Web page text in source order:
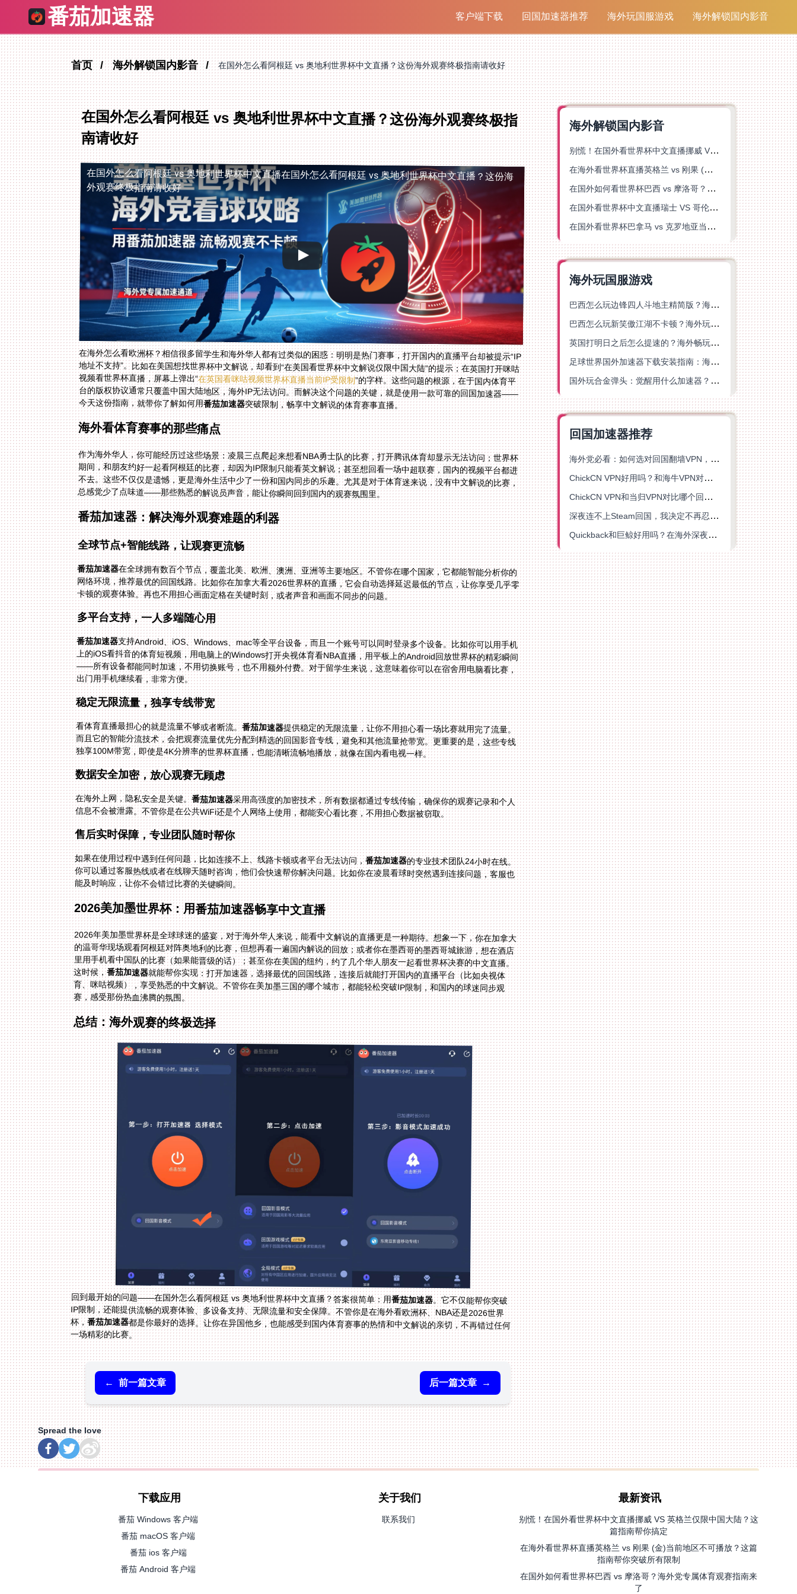
番茄加速器 客户端下载 回国加速器推荐 海外玩国服游戏 海外解锁国内影音
首页 海外解锁国内影音 在国外怎么看阿根廷 vs 奥地利世界杯中文直播？这份海外观赛终极指南请收好
在国外怎么看阿根廷 vs 奥地利世界杯中文直播？这份海外观赛终极指
南请收好
在国外怎么看阿根廷 vs 奥地利世界杯中文直播在国外怎么看阿根廷 vs 奥地利世界杯中文直播？这份海
外观赛终极指南请收好
在海外怎么看欧洲杯？相信很多留学生和海外华人都有过类似的困惑：明明是热门赛事，打开国内的直播平台却被提示“IP
地址不支持”。比如在美国想找世界杯中文解说，却看到“在美国看世界杯中文解说仅限中国大陆”的提示；在英国打开咪咕
视频看世界杯直播，屏幕上弹出“在英国看咪咕视频世界杯直播当前IP受限制”的字样。这些问题的根源，在于国内体育平
台的版权协议通常只覆盖中国大陆地区，海外IP无法访问。而解决这个问题的关键，就是使用一款可靠的回国加速器——
今天这份指南，就带你了解如何用番茄加速器突破限制，畅享中文解说的体育赛事直播。
海外看体育赛事的那些痛点
作为海外华人，你可能经历过这些场景：凌晨三点爬起来想看NBA勇士队的比赛，打开腾讯体育却显示无法访问；世界杯
期间，和朋友约好一起看阿根廷的比赛，却因为IP限制只能看英文解说；甚至想回看一场中超联赛，国内的视频平台都进
不去。这些不仅仅是遗憾，更是海外生活中少了一份和国内同步的乐趣。尤其是对于体育迷来说，没有中文解说的比赛，
总感觉少了点味道——那些熟悉的解说员声音，能让你瞬间回到国内的观赛氛围里。
番茄加速器：解决海外观赛难题的利器
全球节点+智能线路，让观赛更流畅
番茄加速器在全球拥有数百个节点，覆盖北美、欧洲、澳洲、亚洲等主要地区。不管你在哪个国家，它都能智能分析你的
网络环境，推荐最优的回国线路。比如你在加拿大看2026世界杯的直播，它会自动选择延迟最低的节点，让你享受几乎零
卡顿的观赛体验。再也不用担心画面定格在关键时刻，或者声音和画面不同步的问题。
多平台支持，一人多端随心用
番茄加速器支持Android、iOS、Windows、mac等全平台设备，而且一个账号可以同时登录多个设备。比如你可以用手机
上的iOS看抖音的体育短视频，用电脑上的Windows打开央视体育看NBA直播，用平板上的Android回放世界杯的精彩瞬间
——所有设备都能同时加速，不用切换账号，也不用额外付费。对于留学生来说，这意味着你可以在宿舍用电脑看比赛，
出门用手机继续看，非常方便。
稳定无限流量，独享专线带宽
看体育直播最担心的就是流量不够或者断流。番茄加速器提供稳定的无限流量，让你不用担心看一场比赛就用完了流量。
而且它的智能分流技术，会把观赛流量优先分配到精选的回国影音专线，避免和其他流量抢带宽。更重要的是，这些专线
独享100M带宽，即使是4K分辨率的世界杯直播，也能清晰流畅地播放，就像在国内看电视一样。
数据安全加密，放心观赛无顾虑
在海外上网，隐私安全是关键。番茄加速器采用高强度的加密技术，所有数据都通过专线传输，确保你的观赛记录和个人
信息不会被泄露。不管你是在公共WiFi还是个人网络上使用，都能安心看比赛，不用担心数据被窃取。
售后实时保障，专业团队随时帮你
如果在使用过程中遇到任何问题，比如连接不上、线路卡顿或者平台无法访问，番茄加速器的专业技术团队24小时在线。
你可以通过客服热线或者在线聊天随时咨询，他们会快速帮你解决问题。比如你在凌晨看球时突然遇到连接问题，客服也
能及时响应，让你不会错过比赛的关键瞬间。
2026美加墨世界杯：用番茄加速器畅享中文直播
2026年美加墨世界杯是全球球迷的盛宴，对于海外华人来说，能看中文解说的直播更是一种期待。想象一下，你在加拿大
的温哥华现场观看阿根廷对阵奥地利的比赛，但想再看一遍国内解说的回放；或者你在墨西哥的墨西哥城旅游，想在酒店
里用手机看中国队的比赛（如果能晋级的话）；甚至你在美国的纽约，约了几个华人朋友一起看世界杯决赛的中文直播。
这时候，番茄加速器就能帮你实现：打开加速器，选择最优的回国线路，连接后就能打开国内的直播平台（比如央视体
育、咪咕视频），享受熟悉的中文解说。不管你在美加墨三国的哪个城市，都能轻松突破IP限制，和国内的球迷同步观
赛，感受那份热血沸腾的氛围。
总结：海外观赛的终极选择
回到最开始的问题——在国外怎么看阿根廷 vs 奥地利世界杯中文直播？答案很简单：用番茄加速器。它不仅能帮你突破
IP限制，还能提供流畅的观赛体验、多设备支持、无限流量和安全保障。不管你是在海外看欧洲杯、NBA还是2026世界
杯，番茄加速器都是你最好的选择。让你在异国他乡，也能感受到国内体育赛事的热情和中文解说的亲切，不再错过任何
一场精彩的比赛。
← 前一篇文章 后一篇文章 →
海外解锁国内影音
别慌！在国外看世界杯中文直播挪威 VS 英格兰仅限中国大陆？这篇指南帮你搞定
在海外看世界杯直播英格兰 vs 刚果 (金)当前地区不可播放？这篇指南帮你突破所有限制
在国外如何看世界杯巴西 vs 摩洛哥？海外党专属体育观赛指南来了
在国外看世界杯中文直播瑞士 VS 哥伦比亚当前地区不可播放？这篇指南帮你搞定
在国外看世界杯巴拿马 vs 克罗地亚当前地区不可播放？这篇指南帮你轻松解决海外体育直播难题
海外玩国服游戏
巴西怎么玩边锋四人斗地主精简版？海外游戏党的加速器终极选择
巴西怎么玩新笑傲江湖不卡顿？海外玩家国服游戏加速终极指南（附猫和老鼠一梦江湖实测）
英国打明日之后怎么提速的？海外畅玩国服游戏终极指南
足球世界国外加速器下载安装指南：海外党畅玩国服游戏的终极解决方案
国外玩合金弹头：觉醒用什么加速器？一份写给海外游子的畅玩指南
回国加速器推荐
海外党必看：如何选对回国翻墙VPN，无缝解锁国内资源？
ChickCN VPN好用吗？和海牛VPN对比哪个回国效果更好？
ChickCN VPN和当归VPN对比哪个回国效果更好？海外党亲测后选了它
深夜连不上Steam回国，我决定不再忍受这数字鸿沟
Quickback和巨鲸好用吗？在海外深夜想刷B站、追爱奇艺的你，或许正需要这份答案
Spread the love
下载应用
番茄 Windows 客户端
番茄 macOS 客户端
番茄 ios 客户端
番茄 Android 客户端
关于我们
联系我们
最新资讯
别慌！在国外看世界杯中文直播挪威 VS 英格兰仅限中国大陆？这
篇指南帮你搞定
在海外看世界杯直播英格兰 vs 刚果 (金)当前地区不可播放？这篇
指南帮你突破所有限制
在国外如何看世界杯巴西 vs 摩洛哥？海外党专属体育观赛指南来
了